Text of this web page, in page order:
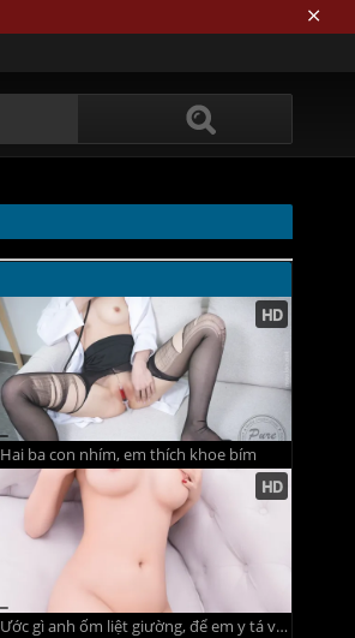
Hai ba con nhím, em thích khoe bím
Ước gì anh ốm liệt giường, để em y tá váy hường tới chăm